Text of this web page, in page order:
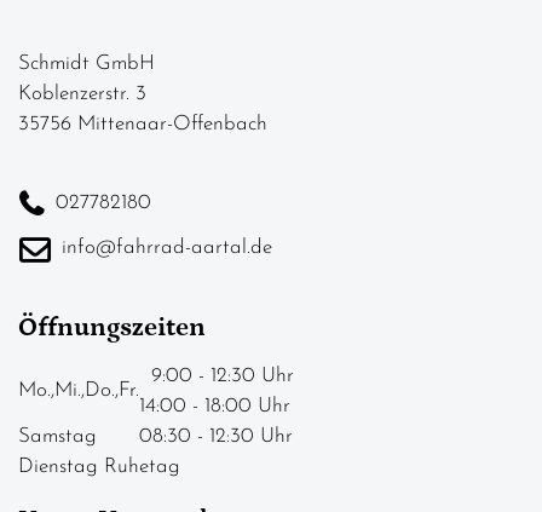
Schmidt GmbH
Koblenzerstr. 3
35756 Mittenaar-Offenbach
027782180
info@fahrrad-aartal.de
Öffnungszeiten
Mo.,Mi.,Do.,Fr.
9:00 - 12:30 Uhr
14:00 - 18:00 Uhr
Samstag
08:30 - 12:30 Uhr
Dienstag Ruhetag